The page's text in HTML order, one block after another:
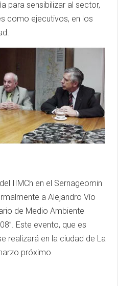
para sensibilizar al sector,
como ejecutivos, en los
IIMCh en el Sernageomin
a Alejandro Vío
de Medio Ambiente
Este evento, que es
realizará en la ciudad de La
próximo.